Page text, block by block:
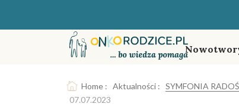
Home : Aktualności : SYMFONIA
07.07.2023